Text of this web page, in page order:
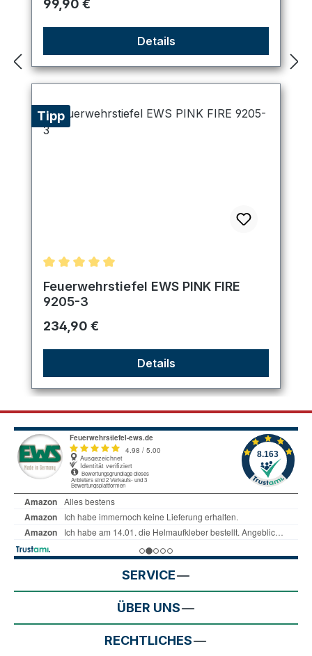
Regulärer Preis:
99,90 €
Details
Tipp
Durchschnittliche Bewertung von 5 von 5 Sternen
Feuerwehrstiefel EWS PINK FIRE
9205-3
Regulärer Preis:
234,90 €
Details
SERVICE
ÜBER UNS
RECHTLICHES